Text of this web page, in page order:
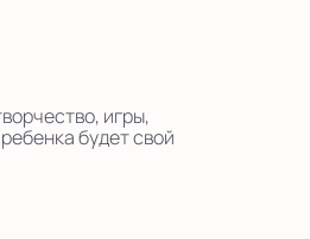
игры,
будет свой